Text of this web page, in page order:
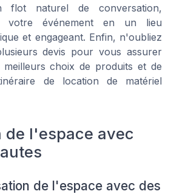
flot naturel de conversation,
votre événement en un lieu
et engageant. Enfin, n'oubliez
devis pour vous assurer
choix de produits et de
de location de matériel
de l'espace avec
de l'espace avec des